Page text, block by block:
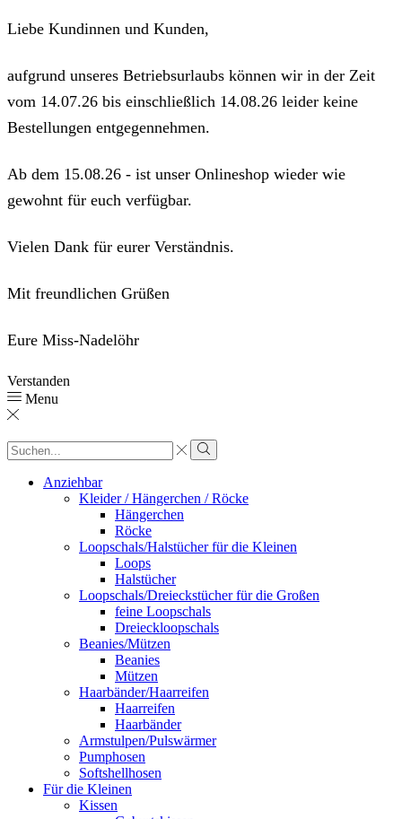
Liebe Kundinnen und Kunden,
aufgrund unseres Betriebsurlaubs können wir in der Zeit
vom 14.07.26 bis einschließlich 14.08.26 leider keine
Bestellungen entgegennehmen.
Ab dem 15.08.26 - ist unser Onlineshop wieder wie
gewohnt für euch verfügbar.
Vielen Dank für eurer Verständnis.
Mit freundlichen Grüßen
Eure Miss-Nadelöhr
Verstanden
Menu
Sucheingabe
Suche
Anziehbar
Kleider / Hängerchen / Röcke
Hängerchen
Röcke
Loopschals/Halstücher für die Kleinen
Loops
Halstücher
Loopschals/Dreieckstücher für die Großen
feine Loopschals
Dreieckloopschals
Beanies/Mützen
Beanies
Mützen
Haarbänder/Haarreifen
Haarreifen
Haarbänder
Armstulpen/Pulswärmer
Pumphosen
Softshellhosen
Für die Kleinen
Kissen